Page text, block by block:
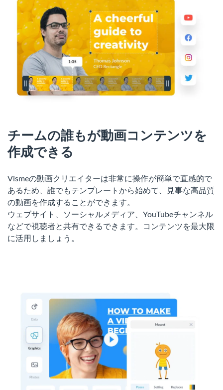
チームの誰もが動画コンテンツを
作成できる
Vismeの動画クリエイターは非常に操作が簡単で直感的で
あるため、誰でもテンプレートから始めて、見事な高品質
の動画を作成することができます。
ウェブサイト、ソーシャルメディア、YouTubeチャンネル
などで視聴者と共有できるできます。コンテンツを最大限
に活用しましょう。